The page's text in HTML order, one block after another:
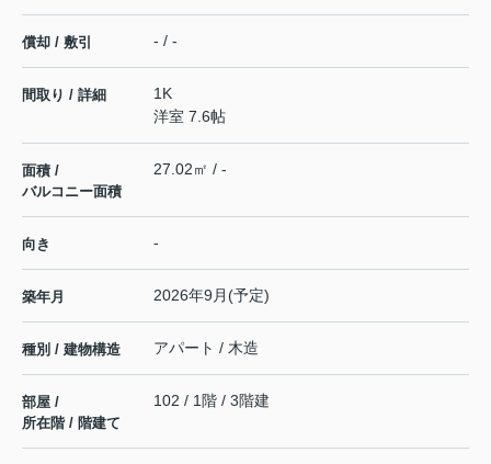
償却 / 敷引 - / -
間取り / 詳細
1K
洋室 7.6帖
面積 /
バルコニー面積
27.02㎡ / -
向き -
築年月 2026年9月(予定)
種別 / 建物構造 アパート / 木造
部屋 /
所在階 / 階建て
102 / 1階 / 3階建